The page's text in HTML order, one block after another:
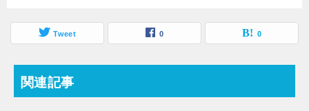
Tweet 0 0
関連記事